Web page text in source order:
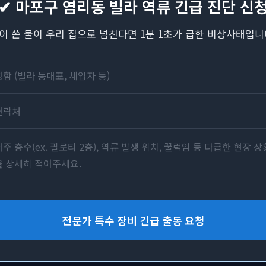
마포구 염리동 빌라 역류 긴급 진단 신
쓴 물이 우리 집으로 넘친다면 1분 1초가 급한 비상사태입
전문가 특수 장비 긴급 출동 요청